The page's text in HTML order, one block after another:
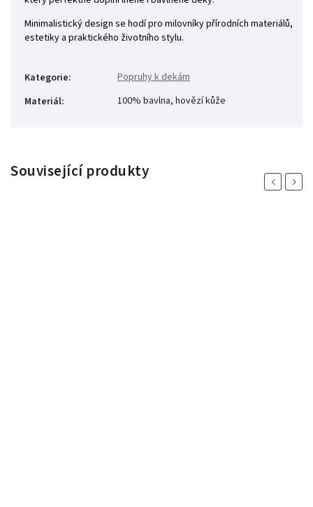
Minimalistický design se hodí pro milovníky přírodních materiálů,
estetiky a praktického životního stylu.
Kategorie:
Popruhy k dekám
Materiál: 100% bavlna, hovězí kůže
Související produkty
PreviousNext